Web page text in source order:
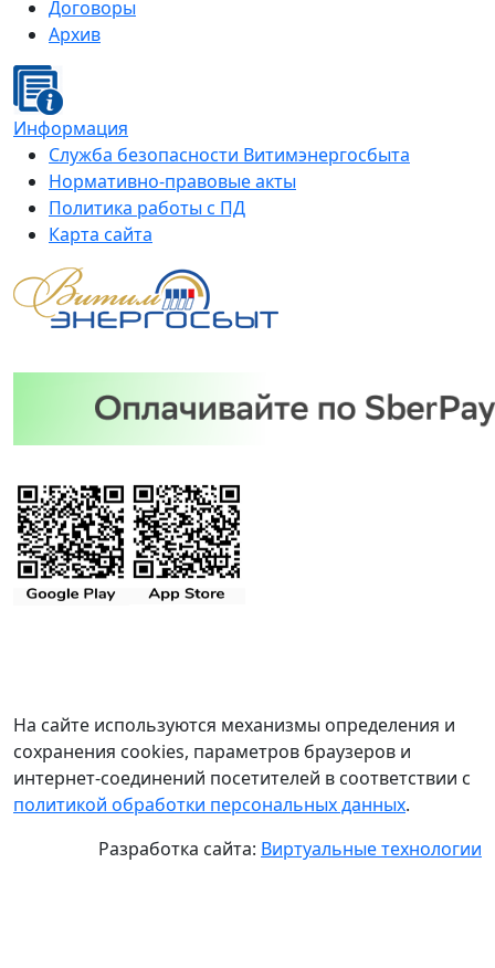
Договоры
Архив
Информация
Служба безопасности Витимэнергосбыта
Нормативно-правовые акты
Политика работы с ПД
Карта сайта
На сайте используются механизмы определения и
сохранения cookies, параметров браузеров и
интернет-соединений посетителей в соответствии с
политикой обработки персональных данных.
Разработка сайта: Виртуальные технологии